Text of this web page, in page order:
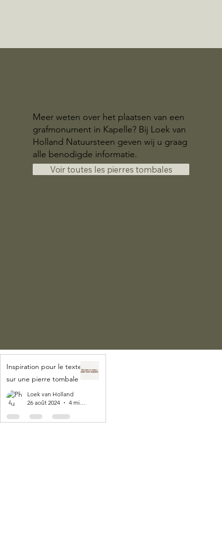
Meer weten over het plaatsen van een
grafmonument in Kapelle? Bij Loek van
Holland Natuursteen geven wij u graag
alle benodigde informatie.
Voir toutes les pierres tombales
Inspiration pour le texte
sur une pierre tombale
Loek van Holland
26 août 2024
4 min de lecture